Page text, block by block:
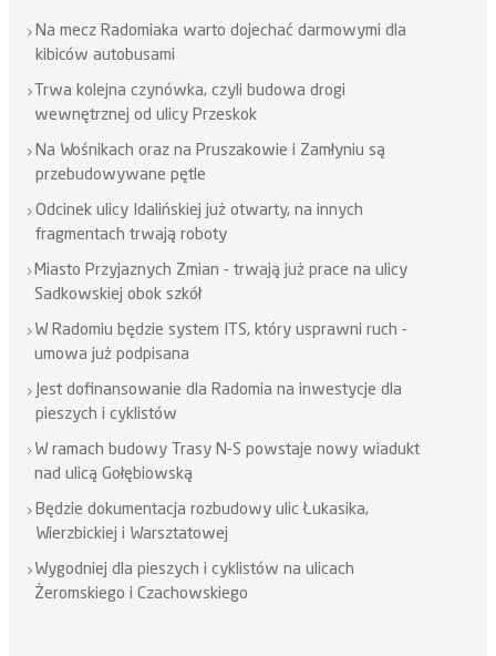
Na mecz Radomiaka warto dojechać darmowymi dla
kibiców autobusami
Trwa kolejna czynówka, czyli budowa drogi
wewnętrznej od ulicy Przeskok
Na Wośnikach oraz na Pruszakowie i Zamłyniu są
przebudowywane pętle
Odcinek ulicy Idalińskiej już otwarty, na innych
fragmentach trwają roboty
Miasto Przyjaznych Zmian - trwają już prace na ulicy
Sadkowskiej obok szkół
W Radomiu będzie system ITS, który usprawni ruch -
umowa już podpisana
Jest dofinansowanie dla Radomia na inwestycje dla
pieszych i cyklistów
W ramach budowy Trasy N-S powstaje nowy wiadukt
nad ulicą Gołębiowską
Będzie dokumentacja rozbudowy ulic Łukasika,
Wierzbickiej i Warsztatowej
Wygodniej dla pieszych i cyklistów na ulicach
Żeromskiego i Czachowskiego